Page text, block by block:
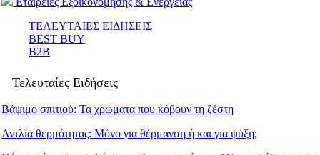
ΤΕΛΕΥΤΑΙΕΣ ΕΙΔΗΣΕΙΣ
BEST BUY
B2B
Τελευταίες Ειδήσεις
Βάψιμο σπιτιού: Τα χρώματα που κόβουν τη ζέστη
Αντλία θερμότητας: Μόνο για θέρμανση ή και για ψύξη;